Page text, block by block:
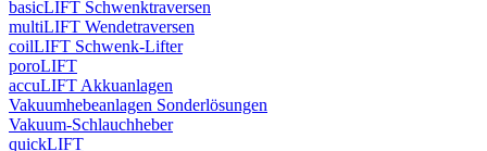
basicLIFT Schwenktraversen
multiLIFT Wendetraversen
coilLIFT Schwenk-Lifter
poroLIFT
accuLIFT Akkuanlagen
Vakuumhebeanlagen Sonderlösungen
Vakuum-Schlauchheber
quickLIFT